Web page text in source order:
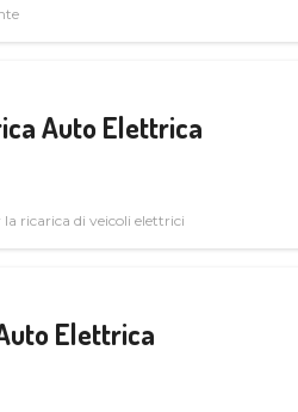
Auto Elettrica
ricarica di veicoli elettrici
Elettrica